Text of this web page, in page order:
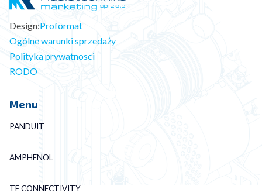
Design:Proformat
Ogólne warunki sprzedaży
Polityka prywatnosci
RODO
Menu
PANDUIT
AMPHENOL
TE CONNECTIVITY